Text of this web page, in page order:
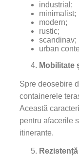
industrial;
minimalist;
modern;
rustic;
scandinav;
urban
Mobilitate
Spre deosebire
containerele
Această
pentru afacerile
itinerante.